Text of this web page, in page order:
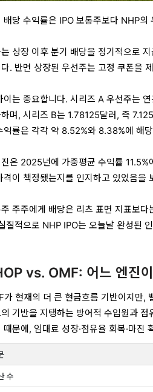
배당 수익률은 IPO 보통주보다 NHP
상장 이후 분기 배당을 정기적으로
. 반면 상장된 우선주는 고정 쿠폰을
이는 중요합니다. 시리즈 A 우선주는
며, 시리즈 B는 1.78125달러, 즉
익률은 각각 약 8.52%와 8.38%에 해
은 2025년에 가중평균 수익률
격이 책정됐는지를 인지하고 있었음을
주주에게 배당은 리츠 표면 지표보다
질적으로 NHP IPO는 오늘날 완성된
vs. OMF: 어느 엔진
가 현재의 더 큰 현금흐름 기반이지만,
기반을 지탱하는 방어적 수입원과
때문에, 임대료 성장·점유율 회복·마진
수